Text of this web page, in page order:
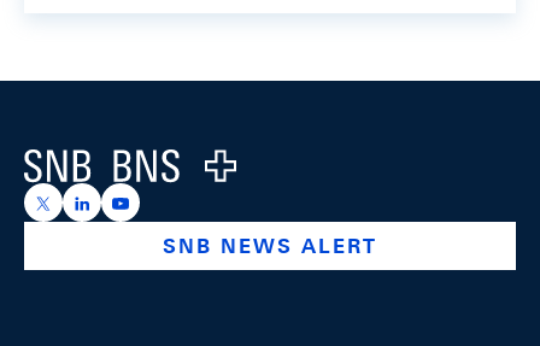
Logo
https://x.com/snb_bns
https://ch.linkedin.com/company/swiss-national-
https://www.youtube.com/@swissnationalbank
SNB NEWS ALERT